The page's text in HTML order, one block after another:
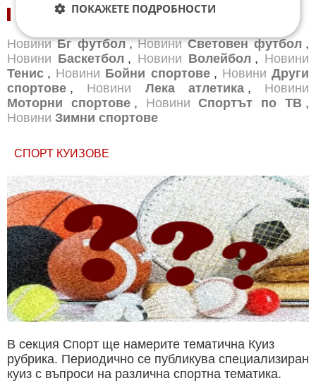
НОВИНИ ПО СПОРТОВЕ:
Новини Бг футбол ,Новини Световен футбол ,
Новини Баскетбол , Новини Волейбол , Новини
Тенис , Новини Бойни спортове , Новини Други
спортове , Новини Лека атлетика , Новини
Моторни спортове , Новини Спортът по ТВ ,
Новини Зимни спортове
СПОРТ КУИЗОВЕ
В секция Спорт ще намерите тематична Куиз
рубрика. Периодично се публикува специализиран
куиз с въпроси на различна спортна тематика.
ПОКАЖЕТЕ ПОДРОБНОСТИ